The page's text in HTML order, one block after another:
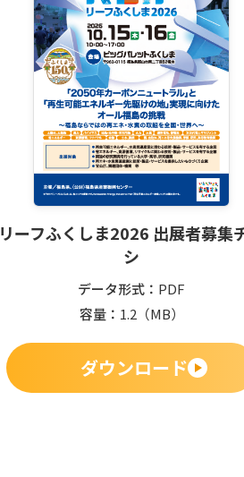
リーフふくしま2026 出展者募集
シ
データ形式
PDF
容量
1.2 （MB）
ダウンロード